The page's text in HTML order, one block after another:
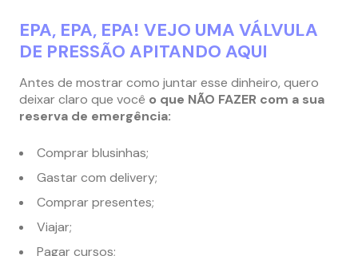
EPA, EPA, EPA! VEJO UMA VÁLVULA
DE PRESSÃO APITANDO AQUI
Antes de mostrar como juntar esse dinheiro, quero
deixar claro que você o que NÃO FAZER com a sua
reserva de emergência:
Comprar blusinhas;
Gastar com delivery;
Comprar presentes;
Viajar;
Pagar cursos;